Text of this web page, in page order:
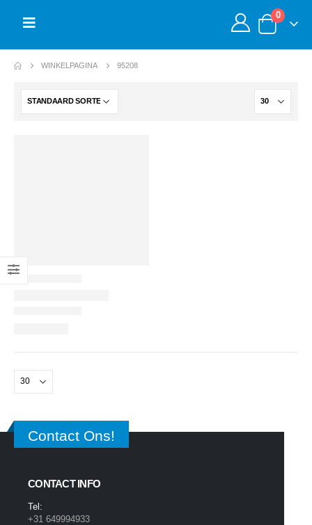
0
WINKELPAGINA 95208
Contact Ons!
CONTACT INFO
Tel:
+31 649994933